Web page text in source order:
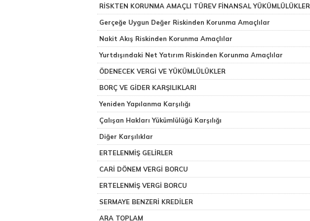
RİSKTEN KORUNMA AMAÇLI TÜREV FİNANSAL YÜKÜMLÜLÜKLER
Gerçeğe Uygun Değer Riskinden Korunma Amaçlılar
Nakit Akış Riskinden Korunma Amaçlılar
Yurtdışındaki Net Yatırım Riskinden Korunma Amaçlılar
ÖDENECEK VERGİ VE YÜKÜMLÜLÜKLER
BORÇ VE GİDER KARŞILIKLARI
Yeniden Yapılanma Karşılığı
Çalışan Hakları Yükümlülüğü Karşılığı
Diğer Karşılıklar
ERTELENMİŞ GELİRLER
CARİ DÖNEM VERGİ BORCU
ERTELENMİŞ VERGİ BORCU
SERMAYE BENZERİ KREDİLER
ARA TOPLAM